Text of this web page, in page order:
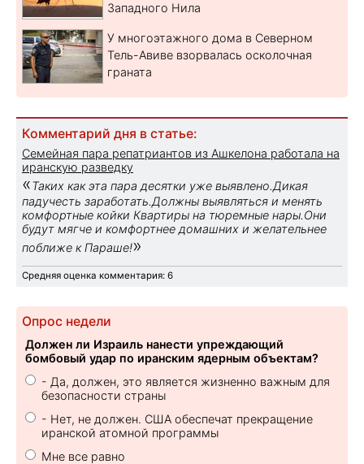
Западного Нила
У многоэтажного дома в Северном
Тель-Авиве взорвалась осколочная
граната
Комментарий дня в статье:
Семейная пара репатриантов из Ашкелона работала на
иранскую разведку
«Таких как эта пара десятки уже выявлено.Дикая
падучесть заработать.Должны выявляться и менять
комфортные койки Квартиры на тюремные нары.Они
будут мягче и комфортнее домашних и желательнее
поближе к Параше!»
Средняя оценка комментария: 6
Опрос недели
Должен ли Израиль нанести упреждающий
бомбовый удар по иранским ядерным объектам?
- Да, должен, это является жизненно важным для
безопасности страны
- Нет, не должен. США обеспечат прекращение
иранской атомной программы
Мне все равно